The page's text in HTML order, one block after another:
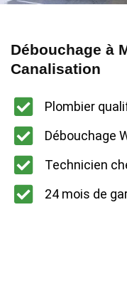
Débouchage à
Canalisation
Plombier
Débouchage
Technicien
24 mois de